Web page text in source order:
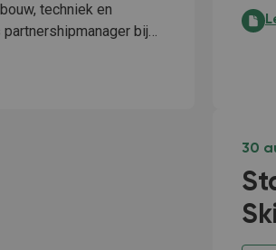
techniek en
bij…
is een oplossing voor bijna alles:
30